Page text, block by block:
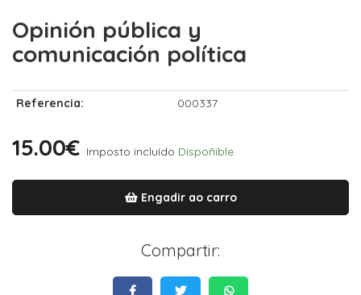
Opinión pública y
comunicación política
Referencia: 000337
15.00€ Imposto incluído Dispoñible
Engadir ao carro
Compartir: